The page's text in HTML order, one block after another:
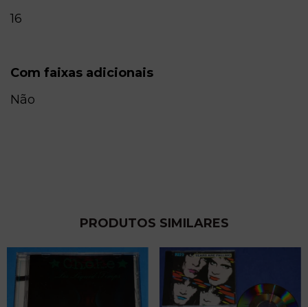
16
Com faixas adicionais
Não
PRODUTOS SIMILARES